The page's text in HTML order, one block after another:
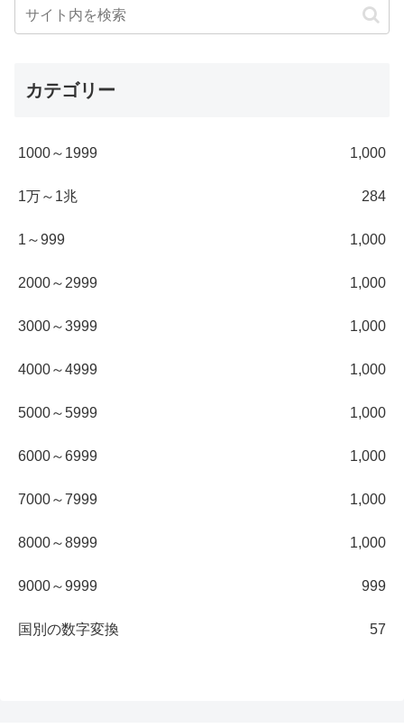
カテゴリー
1000～1999 1,000
1万～1兆 284
1～999 1,000
2000～2999 1,000
3000～3999 1,000
4000～4999 1,000
5000～5999 1,000
6000～6999 1,000
7000～7999 1,000
8000～8999 1,000
9000～9999 999
国別の数字変換 57